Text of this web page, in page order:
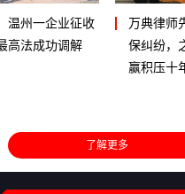
温州一企业征收
高法成功调解
万典律师
保纠纷，
赢积压十
了解更多